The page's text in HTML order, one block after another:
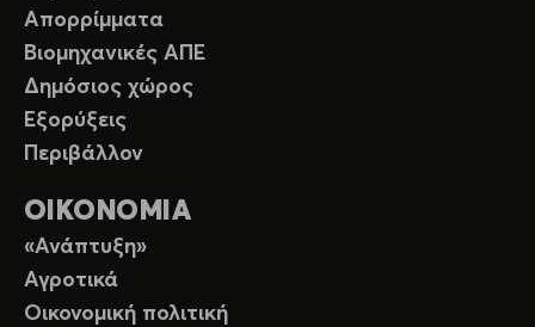
Απορρίμματα
Βιομηχανικές ΑΠΕ
Δημόσιος χώρος
Εξορύξεις
Περιβάλλον
ΟΙΚΟΝΟΜΙΑ
«Ανάπτυξη»
Αγροτικά
Οικονομική πολιτική